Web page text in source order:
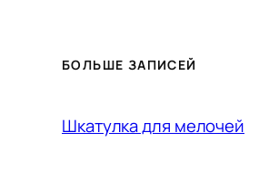
БОЛЬШЕ ЗАПИСЕЙ
Шкатулка для мелочей